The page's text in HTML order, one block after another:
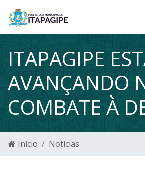
ITAPAGIPE
AVANÇANDO
COMBATE À
Início Notícias